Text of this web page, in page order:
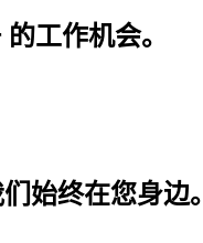
工作机会。
始终在您身边。